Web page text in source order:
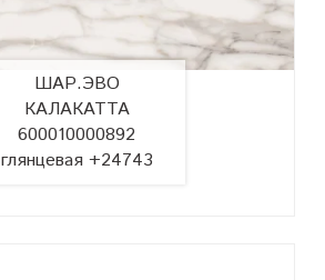
ШАР.ЭВО
КАЛАКАТТА
600010000892
глянцевая +24743